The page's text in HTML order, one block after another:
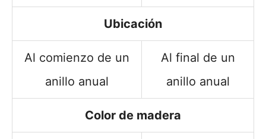
Ubicación
Al comienzo de un
anillo anual
Al final de un
anillo anual
Color de madera